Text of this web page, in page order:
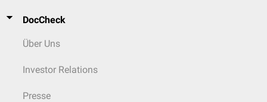
DocCheck
Über Uns
Investor Relations
Presse